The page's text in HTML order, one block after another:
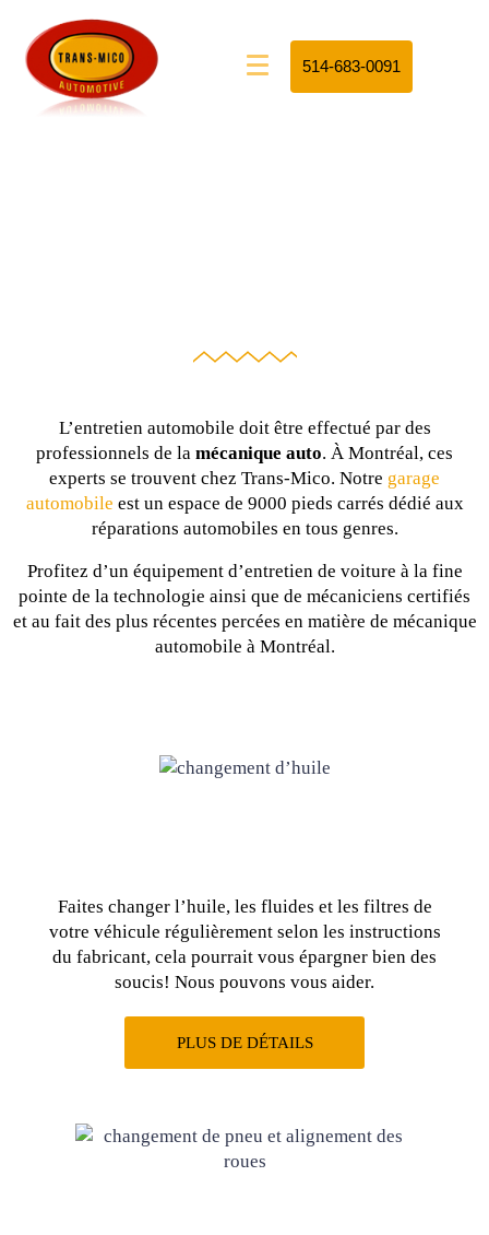
514-683-0091
L’entretien automobile doit être effectué par des
professionnels de la mécanique auto. À Montréal, ces
experts se trouvent chez Trans-Mico. Notre garage
automobile est un espace de 9000 pieds carrés dédié aux
réparations automobiles en tous genres.
Profitez d’un équipement d’entretien de voiture à la fine
pointe de la technologie ainsi que de mécaniciens certifiés
et au fait des plus récentes percées en matière de mécanique
automobile à Montréal.
Faites changer l’huile, les fluides et les filtres de
votre véhicule régulièrement selon les instructions
du fabricant, cela pourrait vous épargner bien des
soucis! Nous pouvons vous aider.
PLUS DE DÉTAILS